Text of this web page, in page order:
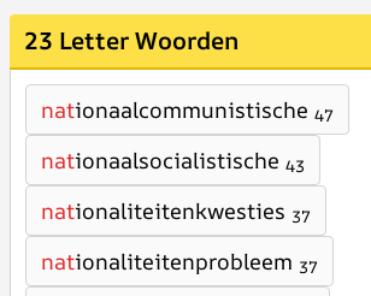
23 Letter Woorden
nationaalcommunistische 47
nationaalsocialistische 43
nationaliteitenkwesties 37
nationaliteitenprobleem 37